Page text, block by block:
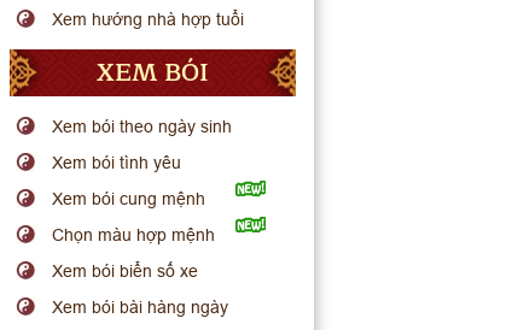
Xem hướng nhà hợp tuổi
XEM BÓI
Xem bói theo ngày sinh
Xem bói tình yêu
Xem bói cung mệnh
Chọn màu hợp mệnh
Xem bói biển số xe
Xem bói bài hàng ngày